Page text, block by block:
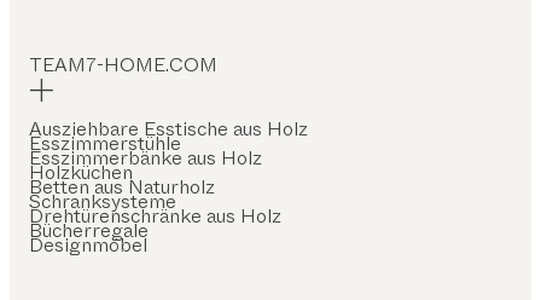
TEAM7-HOME.COM
Ausziehbare Esstische aus Holz
Esszimmerstühle
Esszimmerbänke aus Holz
Holzküchen
Betten aus Naturholz
Schranksysteme
Drehtürenschränke aus Holz
Bücherregale
Designmöbel